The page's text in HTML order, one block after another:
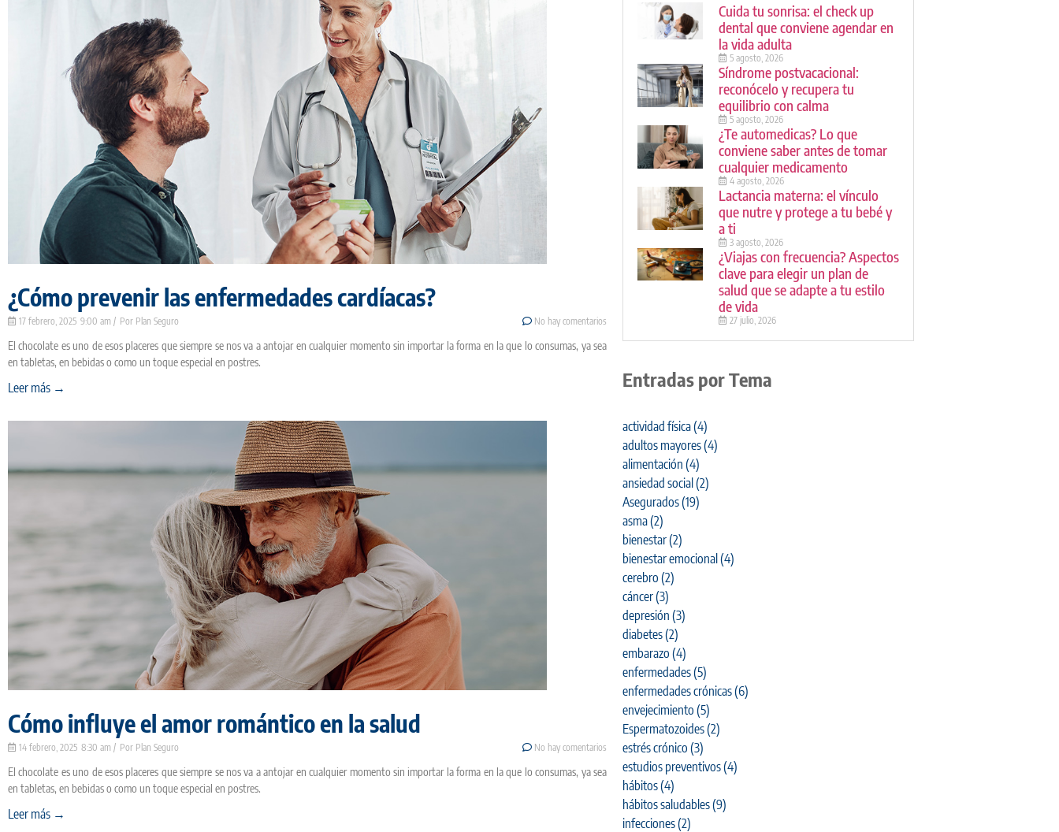
¿Cómo prevenir las enfermedades cardíacas?
Plan Seguro
17 febrero, 2025 9:00 am No hay comentarios
El chocolate es uno de esos placeres que siempre se nos va a antojar en cualquier momento sin importar la forma en la que lo consumas, ya sea
en tabletas, en bebidas o como un toque especial en postres.
Leer más →
Cómo influye el amor romántico en la salud
Plan Seguro
14 febrero, 2025 8:30 am No hay comentarios
El chocolate es uno de esos placeres que siempre se nos va a antojar en cualquier momento sin importar la forma en la que lo consumas, ya sea
en tabletas, en bebidas o como un toque especial en postres.
Leer más →
Cuida tu sonrisa: el check up
dental que conviene agendar en
la vida adulta
5 agosto, 2026
Síndrome postvacacional:
reconócelo y recupera tu
equilibrio con calma
5 agosto, 2026
¿Te automedicas? Lo que
conviene saber antes de tomar
cualquier medicamento
4 agosto, 2026
Lactancia materna: el vínculo
que nutre y protege a tu bebé y
a ti
3 agosto, 2026
¿Viajas con frecuencia? Aspectos
clave para elegir un plan de
salud que se adapte a tu estilo
de vida
27 julio, 2026
Entradas por Tema
actividad física(4)
adultos mayores(4)
alimentación (4)
ansiedad social(2)
Asegurados(19)
asma(2)
bienestar(2)
bienestar emocional(4)
cerebro (2)
cáncer(3)
depresión (3)
diabetes(2)
embarazo (4)
enfermedades(5)
enfermedades crónicas(6)
envejecimiento (5)
Espermatozoides(2)
estrés crónico (3)
estudios preventivos(4)
hábitos(4)
hábitos saludables(9)
infecciones(2)